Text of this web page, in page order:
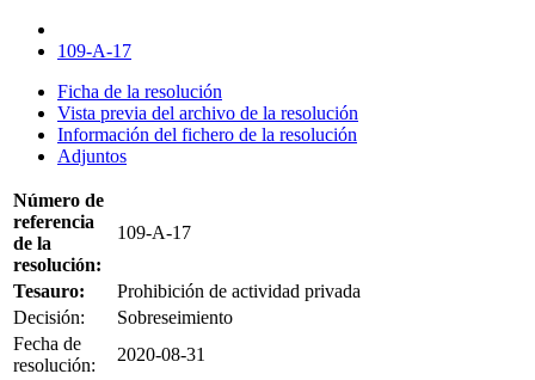
109-A-17
Ficha de la resolución
Vista previa del archivo de la resolución
Información del fichero de la resolución
Adjuntos
Número de
referencia
de la
resolución:
109-A-17
Tesauro:
Prohibición de actividad privada
Decisión:
Sobreseimiento
Fecha de
resolución:
2020-08-31